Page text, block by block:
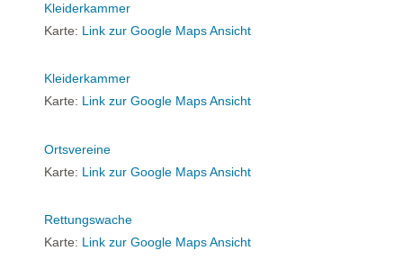
Kleiderkammer
Karte: Link zur Google Maps Ansicht
Kleiderkammer
Karte: Link zur Google Maps Ansicht
Ortsvereine
Karte: Link zur Google Maps Ansicht
Rettungswache
Karte: Link zur Google Maps Ansicht